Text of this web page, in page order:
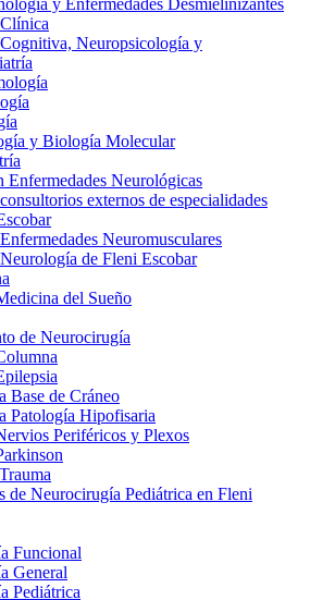
y Enfermedades Desmielinizantes
Neuropsicología y
y Biología Molecular
Enfermedades Neurológicas
externos de especialidades
Neuromusculares
de Fleni Escobar
del Sueño
de Neurocirugía
Base de Cráneo
Patología Hipofisaria
Periféricos y Plexos
de Neurocirugía Pediátrica en Fleni
Funcional
General
Pediátrica